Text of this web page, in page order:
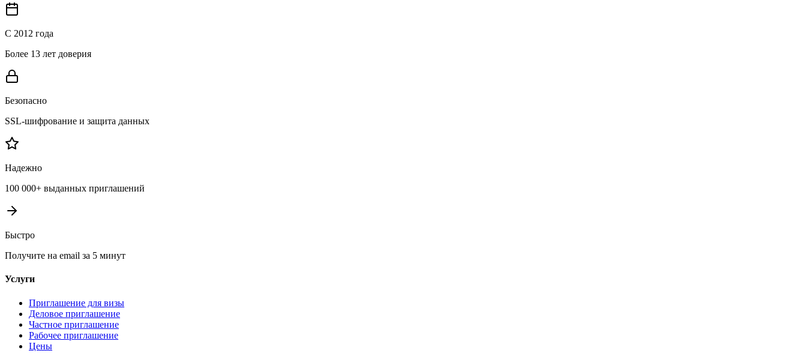
С 2012 года
Более 13 лет доверия
Безопасно
SSL-шифрование и защита данных
Надежно
100 000+ выданных приглашений
Быстро
Получите на email за 5 минут
Услуги
Приглашение для визы
Деловое приглашение
Частное приглашение
Рабочее приглашение
Цены